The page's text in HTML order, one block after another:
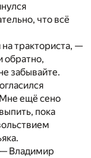
что всё
тракториста, —
обратно,
забывайте.
ещё сено
пока
Владимир